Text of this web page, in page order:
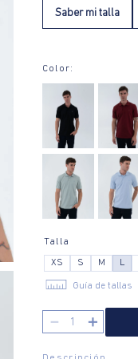
Saber mi talla
Color:
Talla
XS S M L
Guía de tallas
＋
－